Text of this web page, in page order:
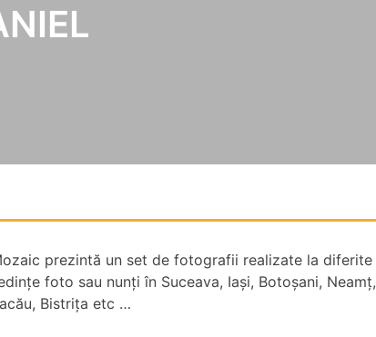
prezintă un set de fotografii realizate la diferite
foto sau nunți în Suceava, Iași, Botoșani, Neamț,
Bistrița etc …